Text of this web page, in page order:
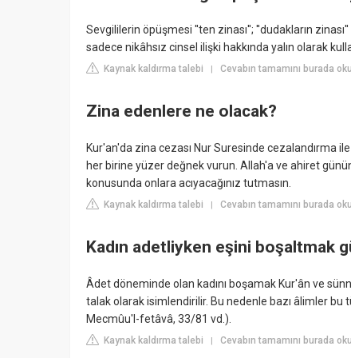
Sevgililerin öpüşmesi ''ten zinası''; ''dudakların
sadece nikâhsız cinsel ilişki hakkında yalın olarak
Kaynak kaldırma talebi | Cevabın tamamını burada
Zina edenlere ne olacak?
Kur'an'da zina cezası Nur Suresinde cezalandırma
her birine yüzer değnek vurun. Allah'a ve ahiret
konusunda onlara acıyacağınız tutmasın.
Kaynak kaldırma talebi | Cevabın tamamını burada
Kadın adetliyken eşini boşaltmak
Âdet döneminde olan kadını boşamak Kur'ân ve
talak olarak isimlendirilir. Bu nedenle bazı âlimler bu
Mecmûu'l-fetâvâ, 33/81 vd.).
Kaynak kaldırma talebi | Cevabın tamamını burada